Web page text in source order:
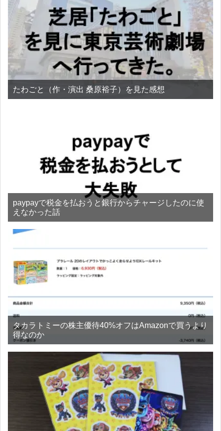
たわごと（作・演出 桑原裕子）を見た感想
paypayで税金を払おうと銀行からチャージしたのに使
えなかった話
タカラトミーの株主優待40%オフはAmazonで買うより
得なのか